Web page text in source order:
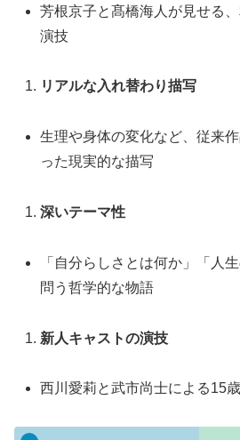
芳根京子と髙橋海人が見せる
演技
リアルな入れ替わり描写
生理や身体の変化など、従来
った現実的な描写
深いテーマ性
「自分らしさとは何か」「人
問う哲学的な物語
新人キャストの演技
西川愛莉と武市尚士による15